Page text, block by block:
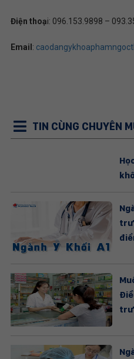
Điện thoại: 096.153.9898 –
Email :
TIN CÙNG CHUYÊN